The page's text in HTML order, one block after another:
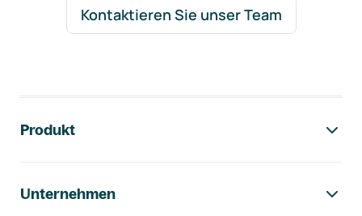
Kontaktieren Sie unser Team
Produkt
Unternehmen